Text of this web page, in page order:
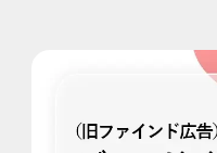
採用情報